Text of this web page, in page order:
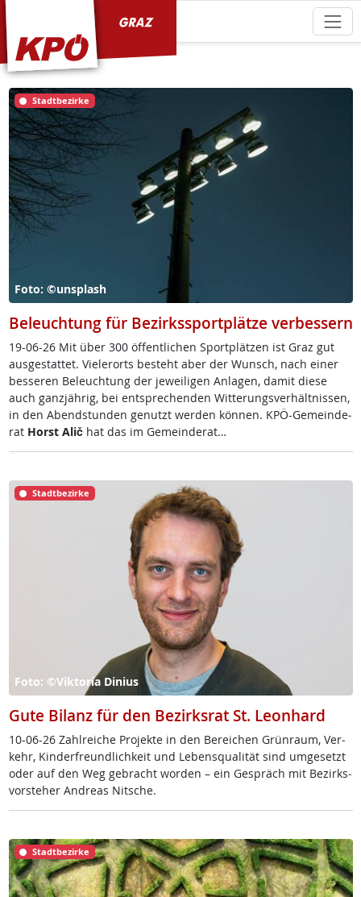
Stadtbezirke
Foto: ©unsplash
Beleuchtung für Bezirkssportplätze verbessern
19-06-26 Mit über 300 öf­f­ent­li­chen Sport­plät­zen ist Graz gut
aus­ge­stat­tet. Vie­ler­orts be­steht aber der Wunsch, nach ei­ner
bes­se­ren Be­leuch­tung der je­wei­li­gen An­la­gen, da­mit die­se
auch ganz­jäh­rig, bei ent­sp­re­chen­den Wit­te­rungs­ver­hält­nis­sen,
in den Abend­stun­den ge­nutzt wer­den kön­nen. KPÖ-Ge­mein­de­
rat Horst Alič hat das im Ge­mein­de­rat…
Stadtbezirke
Foto: ©Viktoria Dinius
Gute Bilanz für den Bezirksrat St. Leonhard
10-06-26 Zahl­rei­che Pro­jek­te in den Be­rei­chen Grün­raum, Ver­
kehr, Kin­der­f­reund­lich­keit und Le­bens­qua­li­tät sind um­ge­setzt
oder auf den Weg ge­bracht wor­den – ein Ge­spräch mit Be­zirks­
vor­ste­her And­reas Nit­sche.
Stadtbezirke